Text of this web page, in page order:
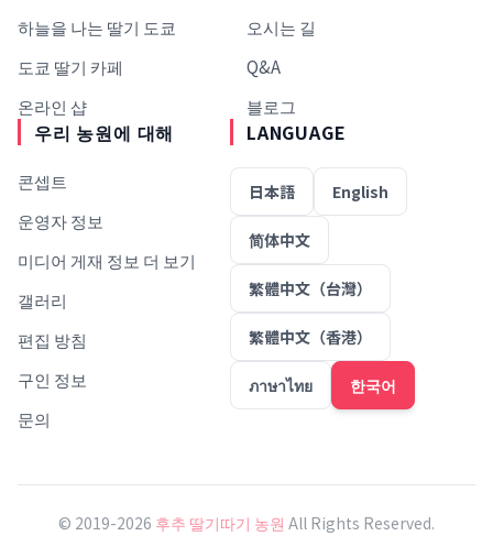
하늘을 나는 딸기 도쿄
도쿄 딸기 카페
온라인 샵
오시는 길
Q&A
블로그
우리 농원에 대해
콘셉트
운영자 정보
미디어 게재 정보 더 보기
갤러리
편집 방침
구인 정보
문의
LANGUAGE
日本語 English
简体中文
繁體中文（台灣）
繁體中文（香港）
ภาษาไทย 한국어
© 2019-2026 후추 딸기따기 농원 All Rights Reserved.